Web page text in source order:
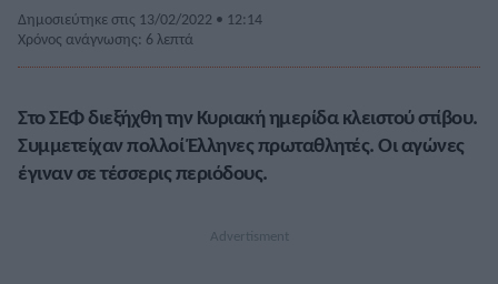
Δημοσιεύτηκε στις 13/02/2022 • 12:14
Χρόνος ανάγνωσης: 6 λεπτά
Στο ΣΕΦ διεξήχθη την Κυριακή ημερίδα κλειστού στίβου.
Συμμετείχαν πολλοί Έλληνες πρωταθλητές. Οι αγώνες
έγιναν σε τέσσερις περιόδους.